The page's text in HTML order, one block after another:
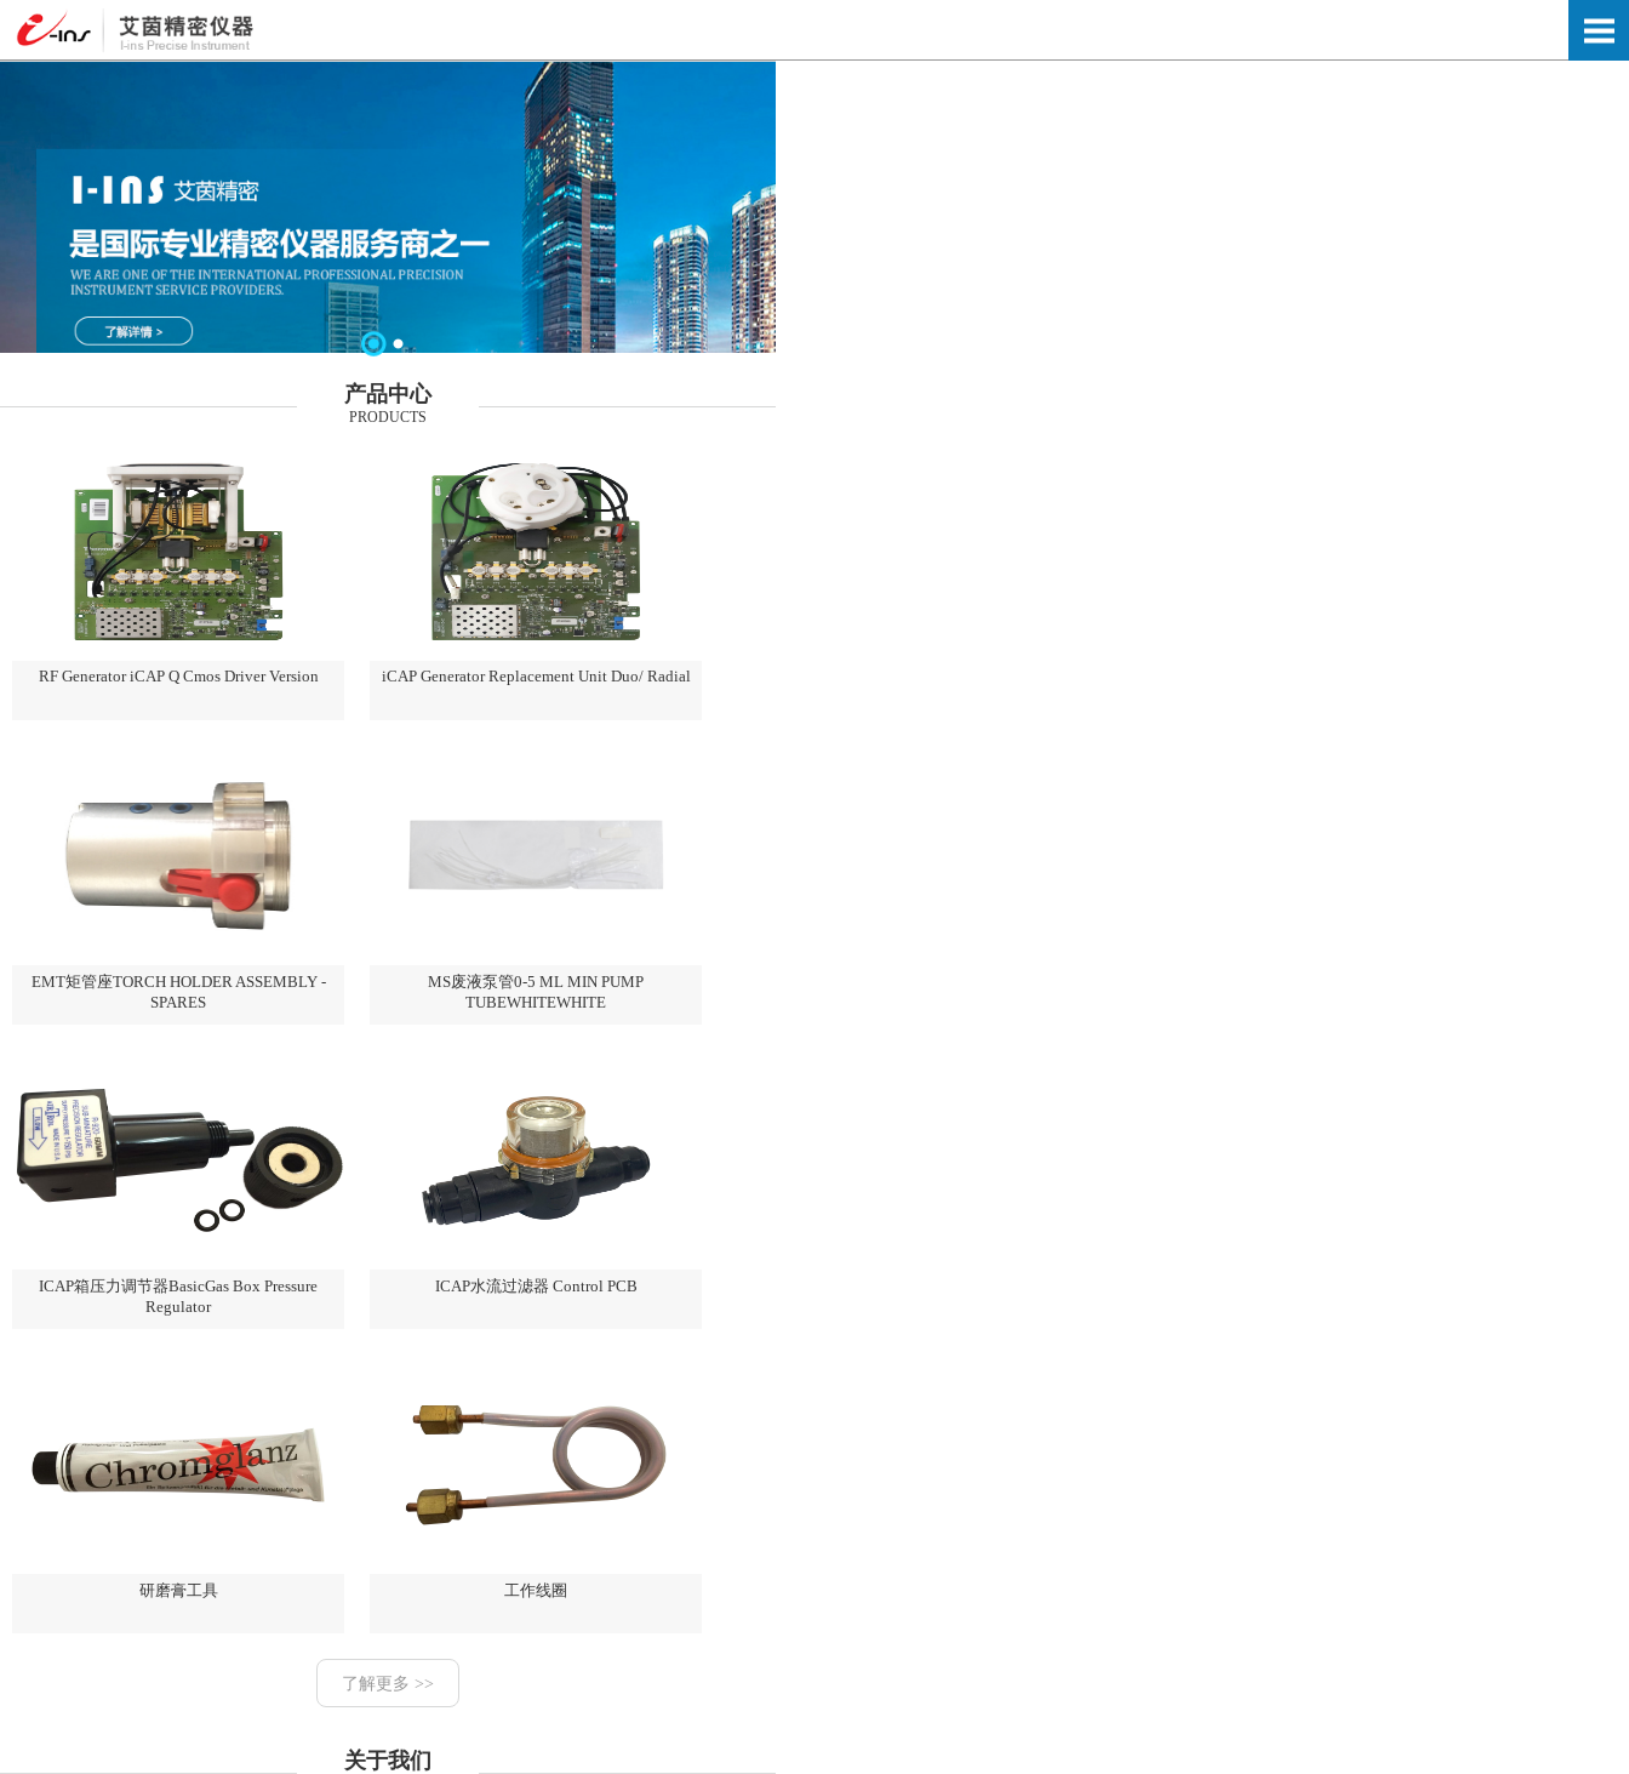
产品中心
PRODUCTS
RF Generator iCAP Q Cmos Driver Version iCAP Generator Replacement Unit Duo/ Radial
EMT矩管座TORCH HOLDER ASSEMBLY -
SPARES
MS废液泵管0-5 ML MIN PUMP
TUBEWHITEWHITE
ICAP箱压力调节器BasicGas Box Pressure
Regulator
ICAP水流过滤器 Control PCB
研磨膏工具 工作线圈
了解更多 >>
关于我们